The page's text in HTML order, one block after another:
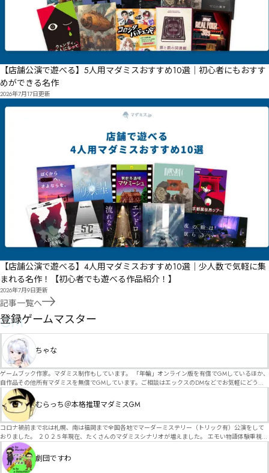
【店舗公演で遊べる】5人用マダミスおすすめ10選｜初心者にもおすす
めができる名作
2026年7月17日更新
【店舗公演で遊べる】4人用マダミスおすすめ10選｜少人数で気軽に集
まれる名作！【初心者でも遊べる作品紹介！】
2026年7月9日更新
記事一覧へ
GM
登録ゲームマスター
ちゃな
ゲームブック作家。マダミス制作もしています。 「年輪」オンライン版を有償でGMしているほか、
自作品その他所有マダミスを無償でGMしています。ご相談はエックスのDMなどでお気軽にどう
ぞ。
むらっち＠本格推理マダミスGM
コロナ禍前まで北は札幌、南は福岡まで全国各地でマーダーミステリー（トリック有）公演をして
おりました。 ２０２５年現在、たくさんのマダミスシナリオが増えました。 エモい物語体験重視の
シナリオがマダミス・マーダーミステリーというジャンル名でたくさんあるため、そのようなシナ
リオは簡単に遊べます。 しかし、２～３時間ずっと考え＆議論して、見たことないトリックが解け
る閃きや犯人として逃げ切る楽しみのある本格推理マーダーミステリーを見つけることが難しくな
劇団ですわ